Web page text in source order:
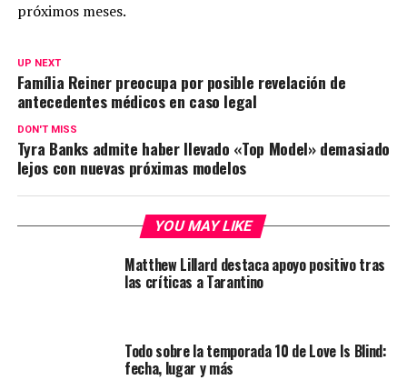
próximos meses.
UP NEXT
Família Reiner preocupa por posible revelación de
antecedentes médicos en caso legal
DON'T MISS
Tyra Banks admite haber llevado «Top Model» demasiado
lejos con nuevas próximas modelos
YOU MAY LIKE
Matthew Lillard destaca apoyo positivo tras
las críticas a Tarantino
Todo sobre la temporada 10 de Love Is Blind:
fecha, lugar y más